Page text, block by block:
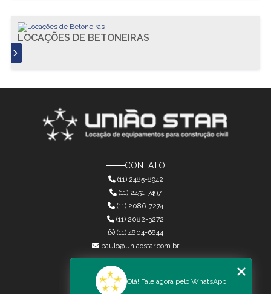
LOCAÇÕES DE BETONEIRAS
CONTATO
(11) 2485-8942
(11) 2451-7497
(11) 2086-7274
(11) 4804-6844
(11) 2082-3272
paulo@uniaostar.com.br
MENU
Olá! Fale agora pelo WhatsApp